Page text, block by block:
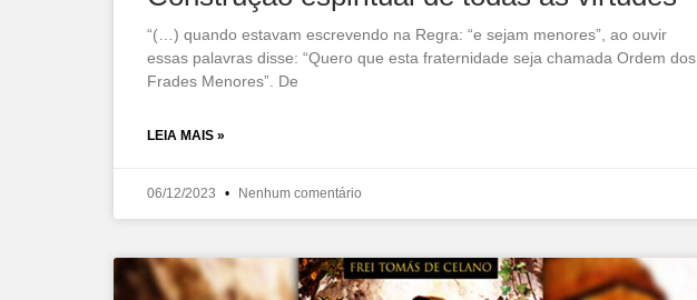
“(…) quando estavam escrevendo na Regra: “e sejam menores”, ao ouvir
essas palavras disse: “Quero que esta fraternidade seja chamada Ordem dos
Frades Menores”. De
LEIA MAIS »
06/12/2023 Nenhum comentário